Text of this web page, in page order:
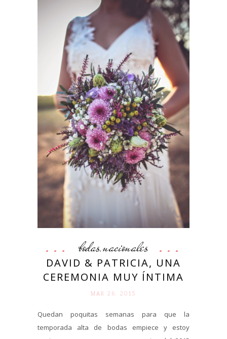
bodas,nacionales
DAVID & PATRICIA, UNA
CEREMONIA MUY ÍNTIMA
MAR 26. 2015
Quedan poquitas semanas para que la
temporada alta de bodas empiece y estoy